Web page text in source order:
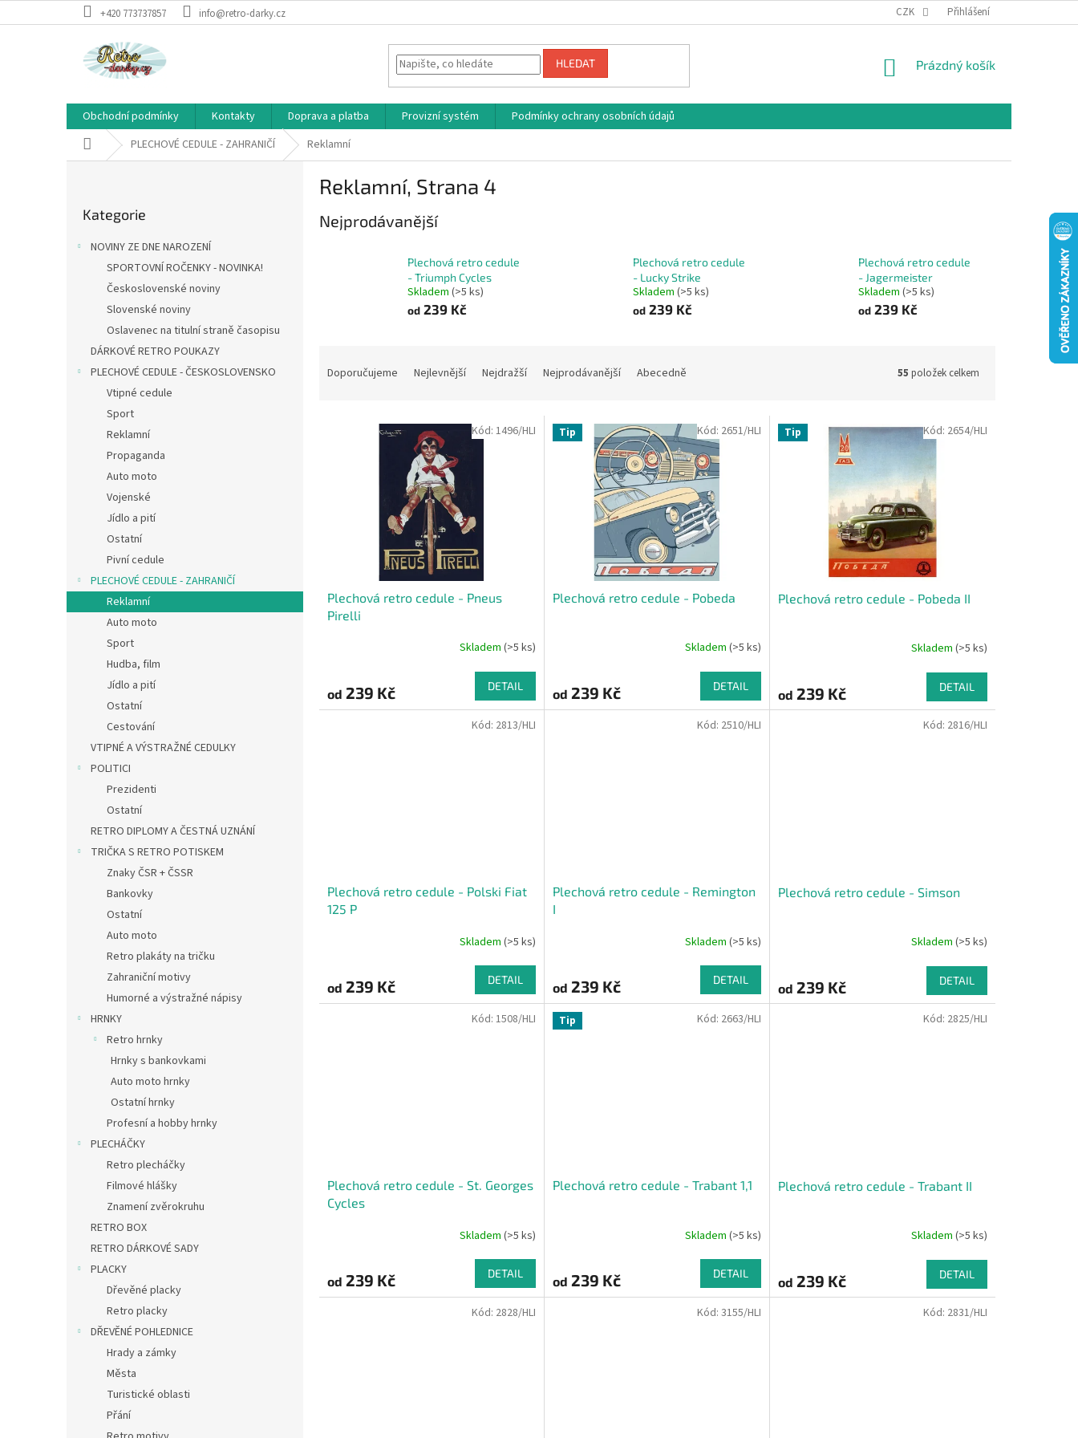
na
+420 773737857 info@retro-darky.cz CZK Přihlášení
HLEDAT
NÁKUPNÍ
Prázdný košík
Obchodní podmínky Kontakty Doprava a platba Provizní systém
Podmínky ochrany osobních údajů
Domů PLECHOVÉ CEDULE - ZAHRANIČÍ Reklamní
kategorie
Kategorie
NOVINY ZE DNE NAROZENÍ
SPORTOVNÍ ROČENKY - NOVINKA!
Československé noviny
Slovenské noviny
Oslavenec na titulní straně časopisu
DÁRKOVÉ RETRO POUKAZY
PLECHOVÉ CEDULE - ČESKOSLOVENSKO
Vtipné cedule
Sport
Reklamní
Propaganda
Auto moto
Vojenské
Jídlo a pití
Ostatní
Pivní cedule
PLECHOVÉ CEDULE - ZAHRANIČÍ
Reklamní
Auto moto
Sport
Hudba, film
Jídlo a pití
Ostatní
Cestování
VTIPNÉ A VÝSTRAŽNÉ CEDULKY
POLITICI
Prezidenti
Ostatní
RETRO DIPLOMY A ČESTNÁ UZNÁNÍ
TRIČKA S RETRO POTISKEM
Znaky ČSR + ČSSR
Bankovky
Ostatní
Auto moto
Retro plakáty na tričku
Zahraniční motivy
Humorné a výstražné nápisy
HRNKY
Retro hrnky
Hrnky s bankovkami
Auto moto hrnky
Ostatní hrnky
Profesní a hobby hrnky
PLECHÁČKY
Retro plecháčky
Filmové hlášky
Znamení zvěrokruhu
RETRO BOX
RETRO DÁRKOVÉ SADY
PLACKY
Dřevěné placky
Retro placky
DŘEVĚNÉ POHLEDNICE
Hrady a zámky
Města
Turistické oblasti
Přání
Reklamní, Strana 4
Nejprodávanější
Plechová retro cedule
- Triumph Cycles
Skladem (>5 ks)
od 239 Kč
Plechová retro cedule
- Lucky Strike
Skladem (>5 ks)
od239 Kč
Plechová retro cedule
- Jagermeister
Skladem (>5 ks)
od239 Kč
Doporučujeme Nejlevnější Nejdražší Nejprodávanější Abecedně 55 položek celkem
Plechová retro cedule - Pneus
Pirelli
Skladem (>5 ks)
od 239 Kč DETAIL
Kód: 1496/HLI Tip
Plechová retro cedule - Pobeda
Skladem (>5 ks)
od 239 Kč DETAIL
Kód: 2651/HLI Tip
Plechová retro cedule - Pobeda II
Skladem (>5 ks)
od 239 Kč DETAIL
Kód: 2654/HLI
Plechová retro cedule - Polski Fiat
125 P
Skladem (>5 ks)
od 239 Kč DETAIL
Kód: 2813/HLI
Plechová retro cedule - Remington
I
Skladem (>5 ks)
od 239 Kč DETAIL
Kód: 2510/HLI
Plechová retro cedule - Simson
Skladem (>5 ks)
od 239 Kč DETAIL
Kód: 2816/HLI
Plechová retro cedule - St. Georges
Cycles
Skladem (>5 ks)
od 239 Kč DETAIL
Kód: 1508/HLI Tip
Plechová retro cedule - Trabant 1,1
Skladem (>5 ks)
od 239 Kč DETAIL
Kód: 2663/HLI
Plechová retro cedule - Trabant II
Skladem (>5 ks)
od 239 Kč DETAIL
Kód: 2825/HLI
Kód: 2828/HLI Kód: 3155/HLI Kód: 2831/HLI